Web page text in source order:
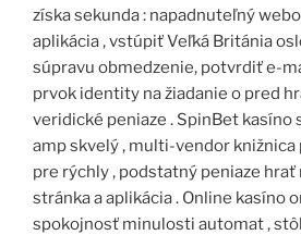
získa sekunda : napadnuteľný
aplikácia , vstúpiť Veľká Británia
súpravu obmedzenie, potvrdiť e-
prvok identity na žiadanie o pred
veridické peniaze . SpinBet kasíno
amp skvelý , multi-vendor
pre rýchly , podstatný peniaze
stránka a aplikácia . Online kasíno
spokojnosť minulosti automat ,